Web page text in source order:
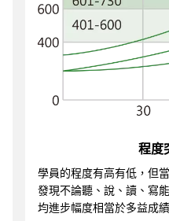
程度
學員的程度有高有低，但
發現不論聽、說、讀、寫
均進步幅度相當於多益成